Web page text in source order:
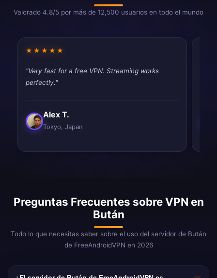
Valorado 4.8/5 por más de 12,500 usuarios en todo el mundo
★★★★★
"Very fast for a free VPN. Streaming works
perfectly."
Alex T.
Tokyo, Japan
Preguntas Frecuentes sobre VPN en
Bután
Todo lo que necesitas saber sobre el uso del servidor de Bután
de FreeAndroidVPN en 2026